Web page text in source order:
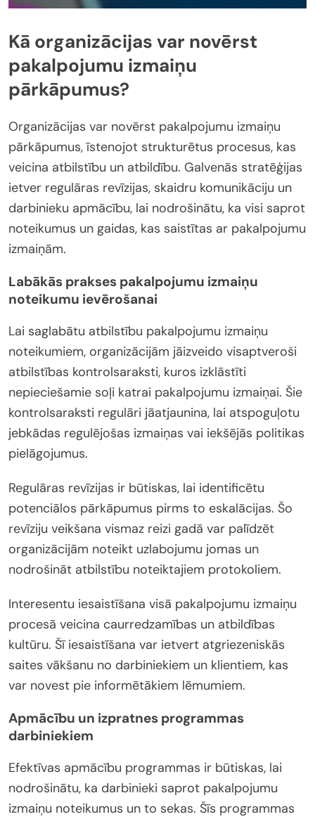
Kā organizācijas var novērst
pakalpojumu izmaiņu
pārkāpumus?
Organizācijas var novērst pakalpojumu izmaiņu
pārkāpumus, īstenojot strukturētus procesus, kas
veicina atbilstību un atbildību. Galvenās stratēģijas
ietver regulāras revīzijas, skaidru komunikāciju un
darbinieku apmācību, lai nodrošinātu, ka visi saprot
noteikumus un gaidas, kas saistītas ar pakalpojumu
izmaiņām.
Labākās prakses pakalpojumu izmaiņu
noteikumu ievērošanai
Lai saglabātu atbilstību pakalpojumu izmaiņu
noteikumiem, organizācijām jāizveido visaptveroši
atbilstības kontrolsaraksti, kuros izklāstīti
nepieciešamie soļi katrai pakalpojumu izmaiņai. Šie
kontrolsaraksti regulāri jāatjaunina, lai atspoguļotu
jebkādas regulējošas izmaiņas vai iekšējās politikas
pielāgojumus.
Regulāras revīzijas ir būtiskas, lai identificētu
potenciālos pārkāpumus pirms to eskalācijas. Šo
revīziju veikšana vismaz reizi gadā var palīdzēt
organizācijām noteikt uzlabojumu jomas un
nodrošināt atbilstību noteiktajiem protokoliem.
Interesentu iesaistīšana visā pakalpojumu izmaiņu
procesā veicina caurredzamības un atbildības
kultūru. Šī iesaistīšana var ietvert atgriezeniskās
saites vākšanu no darbiniekiem un klientiem, kas
var novest pie informētākiem lēmumiem.
Apmācību un izpratnes programmas
darbiniekiem
Efektīvas apmācību programmas ir būtiskas, lai
nodrošinātu, ka darbinieki saprot pakalpojumu
izmaiņu noteikumus un to sekas. Šīs programmas